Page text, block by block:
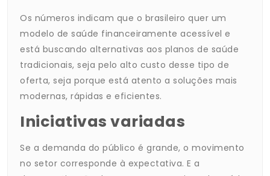
Os números indicam que o brasileiro quer um
modelo de saúde financeiramente acessível e
está buscando alternativas aos planos de saúde
tradicionais, seja pelo alto custo desse tipo de
oferta, seja porque está atento a soluções mais
modernas, rápidas e eficientes.
Iniciativas variadas
Se a demanda do público é grande, o movimento
no setor corresponde à expectativa. E a